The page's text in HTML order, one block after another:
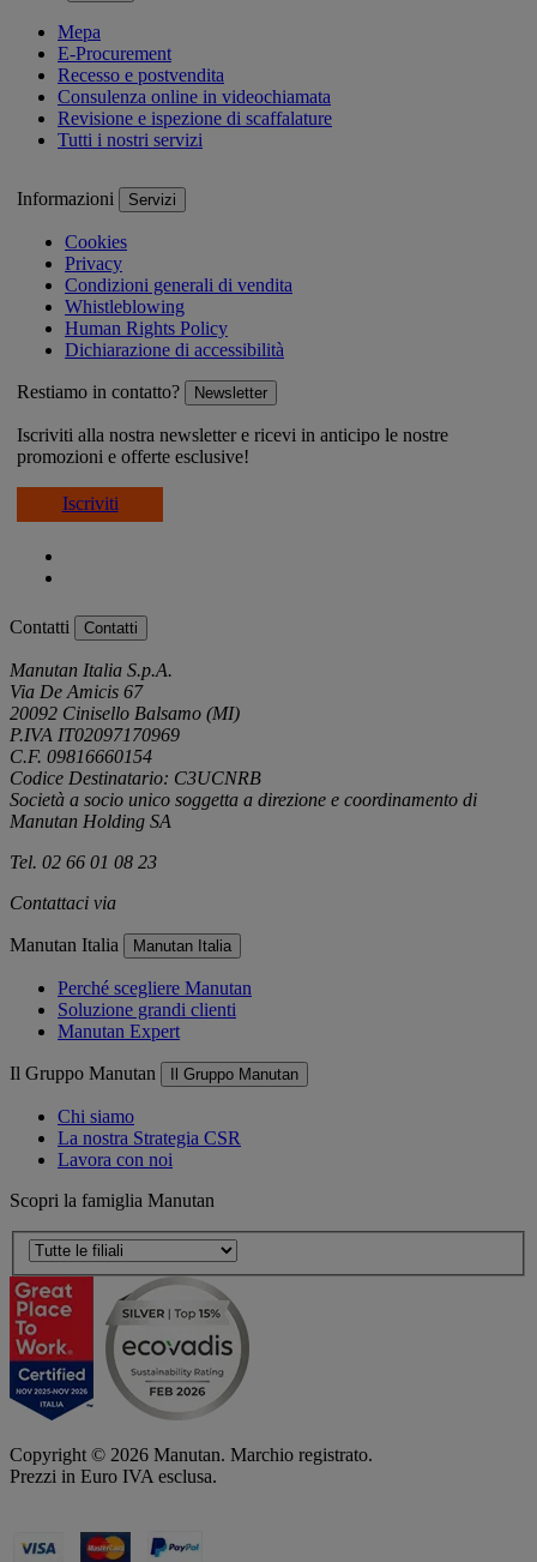
Mepa
E-Procurement
Recesso e postvendita
Consulenza online in videochiamata
Revisione e ispezione di scaffalature
Tutti i nostri servizi
Informazioni Servizi
Cookies
Privacy
Condizioni generali di vendita
Whistleblowing
Human Rights Policy
Dichiarazione di accessibilità
Restiamo in contatto? Newsletter
Iscriviti alla nostra newsletter e ricevi in anticipo le nostre
promozioni e offerte esclusive!
Iscriviti
Contatti Contatti
Manutan Italia S.p.A.
Via De Amicis 67
20092 Cinisello Balsamo (MI)
P.IVA IT02097170969
C.F. 09816660154
Codice Destinatario: C3UCNRB
Società a socio unico soggetta a direzione e coordinamento di
Manutan Holding SA
Tel. 02 66 01 08 23
Contattaci via
Manutan Italia Manutan Italia
Perché scegliere Manutan
Soluzione grandi clienti
Manutan Expert
Il Gruppo Manutan Il Gruppo Manutan
Chi siamo
La nostra Strategia CSR
Lavora con noi
Scopri la famiglia Manutan
Copyright © 2026 Manutan. Marchio registrato.
Prezzi in Euro IVA esclusa.